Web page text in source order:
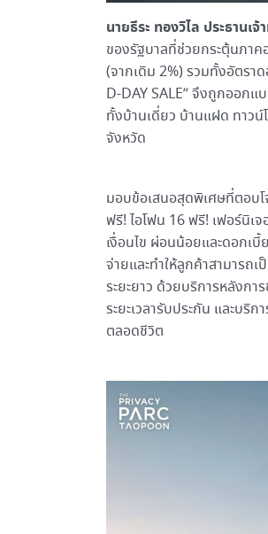
นายธีระ ทองวิไล ประธานเ
ของรัฐบาลที่ช่วยกระตุ้นภา
(จากเดิม 2%) รวมทั้งอัตรา
D-DAY SALE” จึงถูกออก
ทั้งบ้านเดี่ยว บ้านแฝด ทาว
จังหวัด
มอบข้อเสนอสุดพิเศษที่ตอบโ
ฟรี! ไอโฟน 16 ฟรี! เฟอร์นิเ
เงื่อนไข ผ่อนน้อยและดอกเ
จ่ายและทำให้ลูกค้าสามารถ
ระยะยาว ด้วยบริการหลังก
ระยะเวลารับประกัน และบ
ตลอดชีวิต